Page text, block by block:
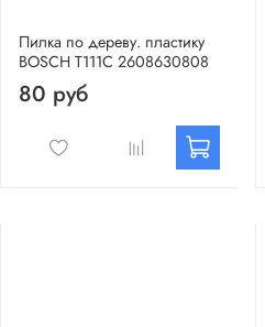
Пилка по дереву. пластику
BOSCH Т111C 2608630808
80 руб